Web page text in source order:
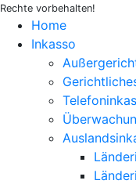
Rechte vorbehalten!
Home
Inkasso